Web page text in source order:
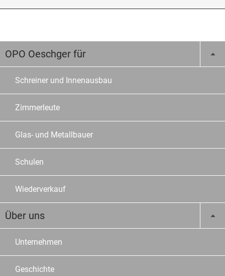
OPO Oeschger für
Schreiner und Innenausbau
Zimmerleute
Glas- und Metallbauer
Schulen
Wiederverkauf
Über uns
Unternehmen
Geschichte